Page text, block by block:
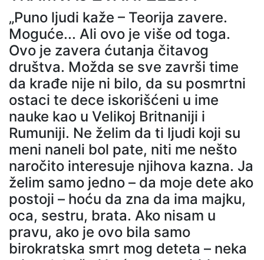
„Puno ljudi kaže – Teorija zavere.
Moguće... Ali ovo je više od toga.
Ovo je zavera ćutanja čitavog
društva. Možda se sve završi time
da krađe nije ni bilo, da su posmrtni
ostaci te dece iskorišćeni u ime
nauke kao u Velikoj Britnaniji i
Rumuniji. Ne želim da ti ljudi koji su
meni naneli bol pate, niti me nešto
naročito interesuje njihova kazna. Ja
želim samo jedno – da moje dete ako
postoji – hoću da zna da ima majku,
oca, sestru, brata. Ako nisam u
pravu, ako je ovo bila samo
birokratska smrt mog deteta – neka